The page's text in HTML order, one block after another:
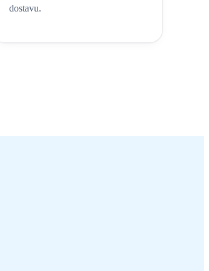
dostavu.